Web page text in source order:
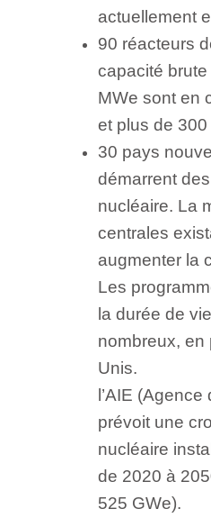
actuellement
90 réacteurs
capacité brute
MWe sont en
et plus de
30 pays
démarrent
nucléaire. La
centrales
augmenter la
Les
la durée de
nombreux, en
Unis.
l’AIE (Agence
prévoit une
nucléaire
de 2020 à
525 GWe).